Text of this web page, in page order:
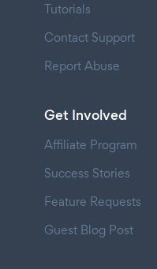
Tutorials
Contact Support
Report Abuse
Get Involved
Affiliate Program
Success Stories
Feature Requests
Guest Blog Post